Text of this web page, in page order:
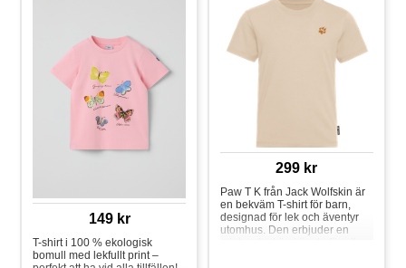
149 kr
T-shirt i 100 % ekologisk
bomull med lekfullt print –
299 kr
Paw T K från Jack Wolfskin är
en bekväm T-shirt för barn,
designad för lek och äventyr
utomhus. Den erbjuder en